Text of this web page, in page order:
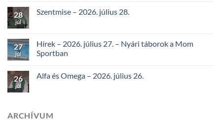
28
júl
Szentmise – 2026. július 28.
27
júl
Hírek – 2026. július 27. – Nyári táborok a Mom
Sportban
26
júl
Alfa és Omega – 2026. július 26.
ARCHÍVUM